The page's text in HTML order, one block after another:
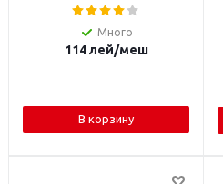
Много
114лей/меш
В корзину